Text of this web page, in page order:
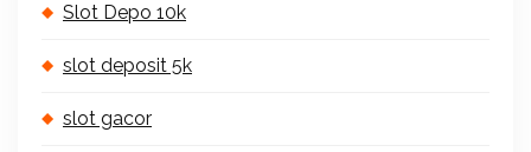
Slot Depo 10k
slot deposit 5k
slot gacor